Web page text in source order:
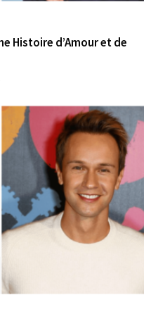
Histoire d’Amour et de